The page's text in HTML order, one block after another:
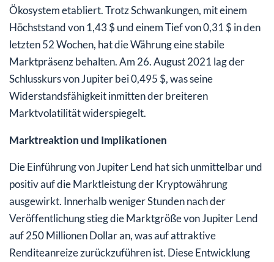
Ökosystem etabliert. Trotz Schwankungen, mit einem
Höchststand von 1,43 $ und einem Tief von 0,31 $ in den
letzten 52 Wochen, hat die Währung eine stabile
Marktpräsenz behalten. Am 26. August 2021 lag der
Schlusskurs von Jupiter bei 0,495 $, was seine
Widerstandsfähigkeit inmitten der breiteren
Marktvolatilität widerspiegelt.
Marktreaktion und Implikationen
Die Einführung von Jupiter Lend hat sich unmittelbar und
positiv auf die Marktleistung der Kryptowährung
ausgewirkt. Innerhalb weniger Stunden nach der
Veröffentlichung stieg die Marktgröße von Jupiter Lend
auf 250 Millionen Dollar an, was auf attraktive
Renditeanreize zurückzuführen ist. Diese Entwicklung